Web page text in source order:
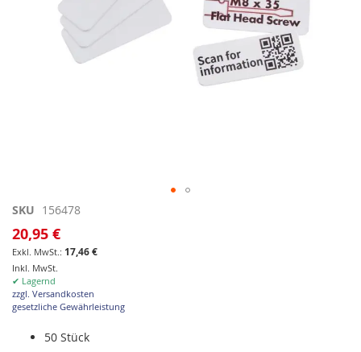
Zum
der
Bildgalerie
springen
SKU 156478
20,95 €
17,46 €
Inkl. MwSt.
✔ Lagernd
zzgl. Versandkosten
gesetzliche Gewährleistung
50 Stück